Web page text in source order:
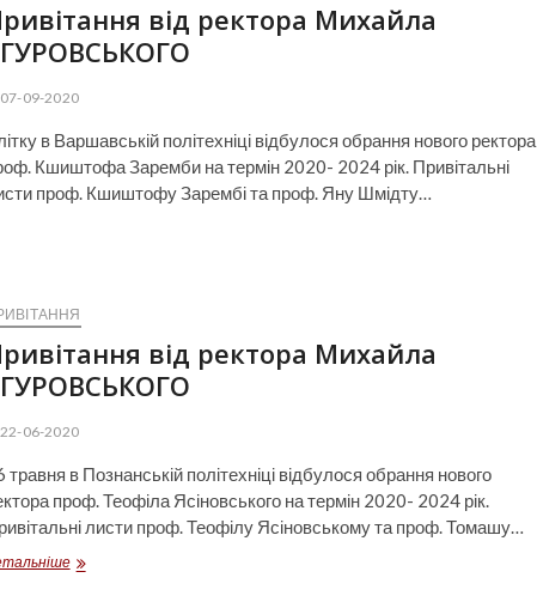
від ректора Михайла
09-2020
в Варшавській політехніці відбулося обрання нового ректора
Кшиштофа Заремби на термін 2020- 2024 рік. Привітальні
проф. Кшиштофу Зарембі та проф. Яну Шмідту…
від ректора Михайла
06-2020
травня в Познанській політехніці відбулося обрання нового
проф. Теофіла Ясіновського на термін 2020- 2024 рік.
листи проф. Теофілу Ясіновському та проф. Томашу…
Привітання